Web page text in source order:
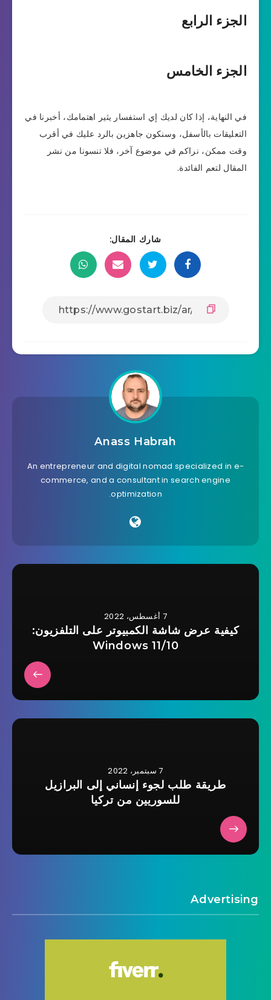
الجزء الرابع
الجزء الخامس
في النهاية، إذا كان لديك إي استفسار يثير اهتمامك، أخبرنا في
التعليقات بالأسفل، وسنكون جاهزين بالرد عليك في أقرب
وقت ممكن، نراكم في موضوع آخر، فلا تنسونا من نشر
المقال لتعم الفائدة.
شارك المقال:
Anass Habrah
An entrepreneur and digital nomad specialized in e-
commerce, and a consultant in search engine
optimization.
7 أغسطس، 2022
كيفية عرض شاشة الكمبيوتر على التلفزيون:
Windows 11/10
7 سبتمبر، 2022
طريقة طلب لجوء إنساني إلى البرازيل
للسوريين من تركيا
Advertising